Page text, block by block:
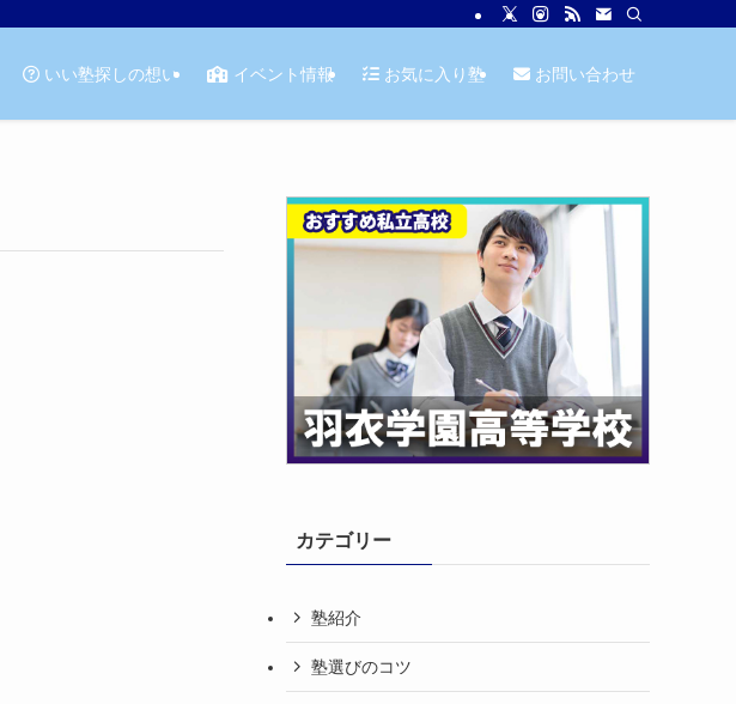
いい塾探しの想い イベント情報 お気に入り塾 お問い合わせ
カテゴリー
塾紹介
塾選びのコツ